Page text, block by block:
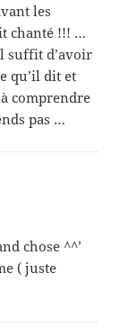
les
chanté !!! …
suffit d’avoir
qu’il dit et
comprendre
pas …
chose ^^’
( juste